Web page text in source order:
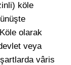
köle
olarak
veya
vâris